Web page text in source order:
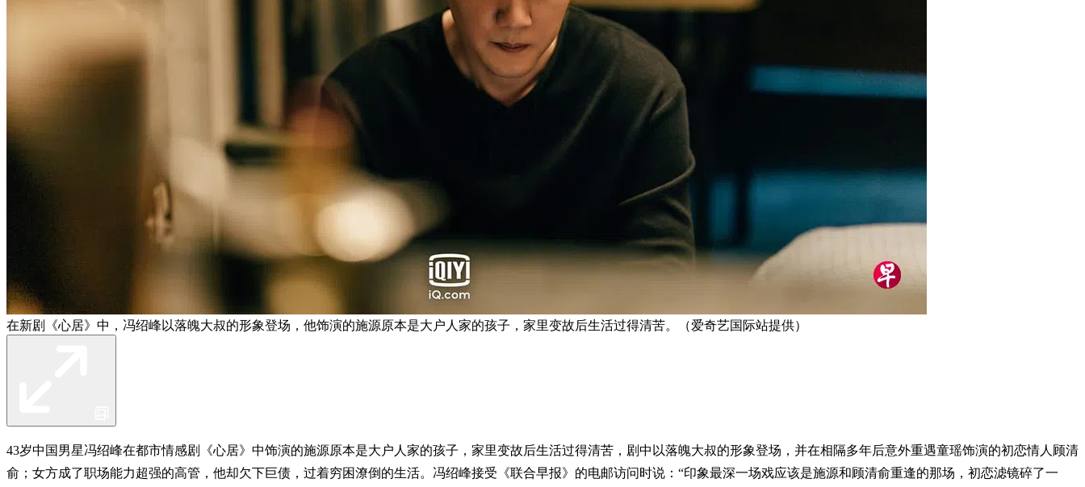
在新剧《心居》中，冯绍峰以落魄大叔的形象登场，他饰演的施源原本是大户人家的孩子，家里变故后生活过得清苦。（爱奇艺国际站提供）
43岁中国男星冯绍峰在都市情感剧《心居》中饰演的施源原本是大户人家的孩子，家里变故后生活过得清苦，剧中以落魄大叔的形象登场，并在相隔多年后意外重遇童瑶饰演的初恋情人顾清
俞；女方成了职场能力超强的高管，他却欠下巨债，过着穷困潦倒的生活。冯绍峰接受《联合早报》的电邮访问时说：“印象最深一场戏应该是施源和顾清俞重逢的那场，初恋滤镜碎了一